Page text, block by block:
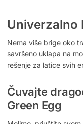
Univerzalno
Nema više brige oko
savršeno uklapa na
rešenje za latice svih
Čuvajte
Green Egg